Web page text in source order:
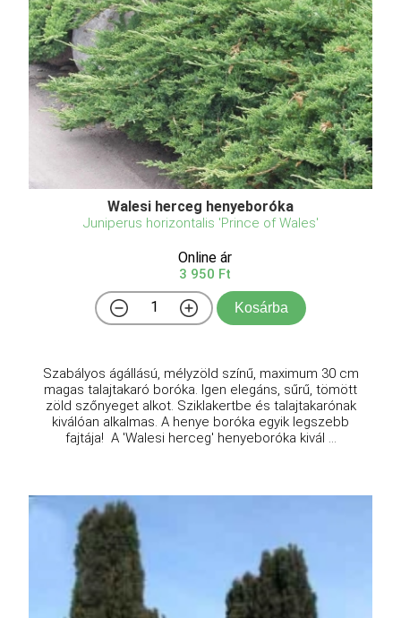
Walesi herceg henyeboróka
Juniperus horizontalis 'Prince of Wales'
Online ár
3 950 Ft
Kosárba
Szabályos ágállású, mélyzöld színű, maximum 30 cm
magas talajtakaró boróka. Igen elegáns, sűrű, tömött
zöld szőnyeget alkot. Sziklakertbe és talajtakarónak
kiválóan alkalmas. A henye boróka egyik legszebb
fajtája! A 'Walesi herceg' henyeboróka kivál ...